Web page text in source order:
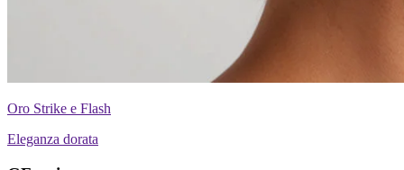
Oro Strike e Flash
Eleganza dorata